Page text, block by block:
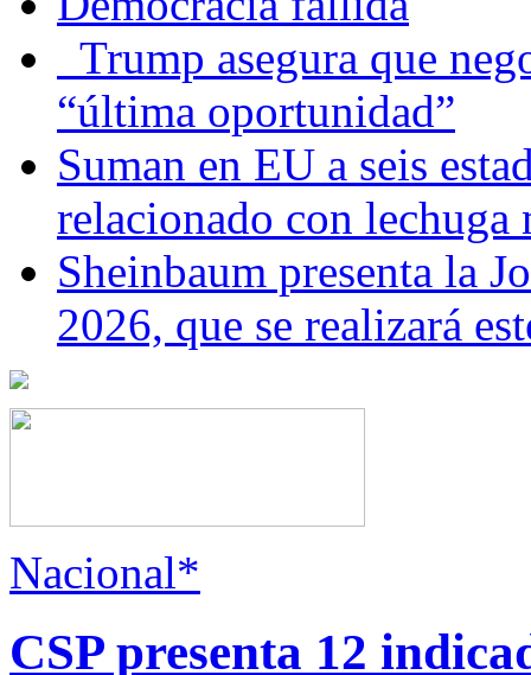
Trump asegura que
“última oportunidad”
Suman en EU a seis
relacionado con lechuga
Sheinbaum presenta la
2026, que se realizará
Nacional*
CSP presenta 12